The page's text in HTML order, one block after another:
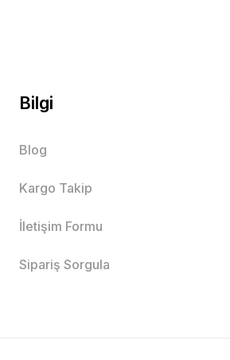
Bilgi
Blog
Kargo Takip
İletişim Formu
Sipariş Sorgula